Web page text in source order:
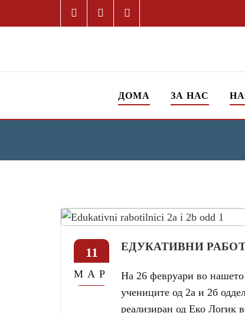
ДОМА ЗА НАС
11
МАР
ЕДУКАТИВНИ
На 26 февруари во
учениците од 2а и 2б
реализиран од Еко Логик